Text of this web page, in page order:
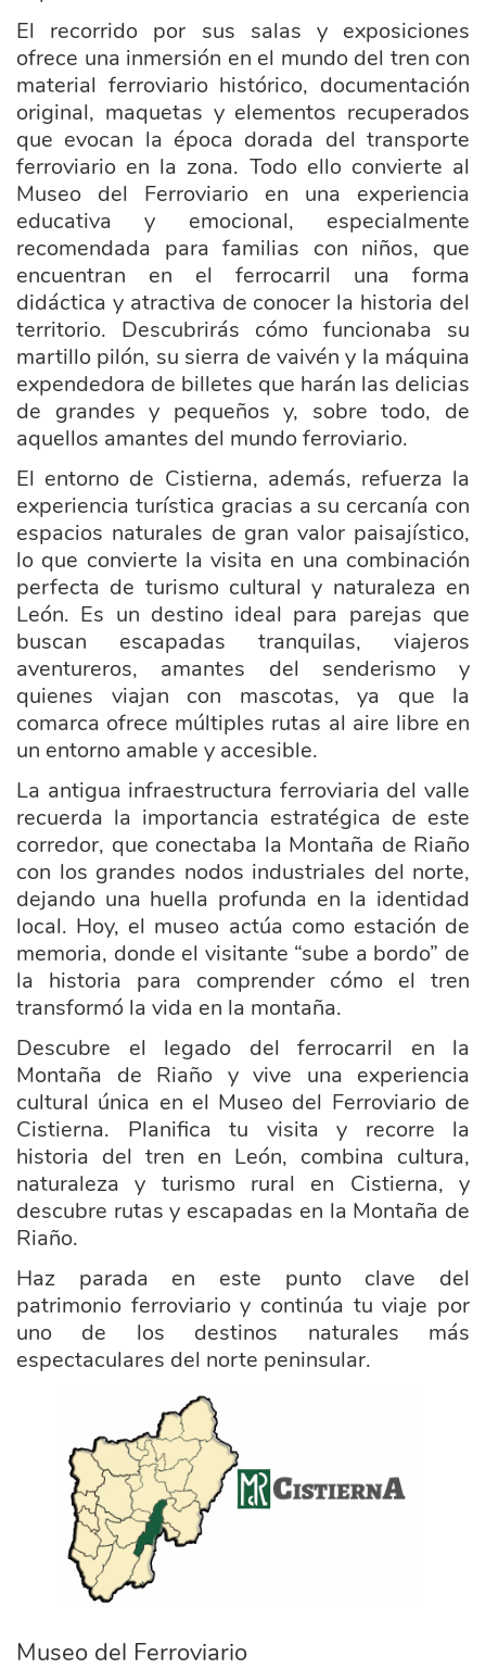
El recorrido por sus salas y exposiciones
ofrece una inmersión en el mundo del tren con
material ferroviario histórico, documentación
original, maquetas y elementos recuperados
que evocan la época dorada del transporte
ferroviario en la zona. Todo ello convierte al
Museo del Ferroviario en una experiencia
educativa y emocional, especialmente
recomendada para familias con niños, que
encuentran en el ferrocarril una forma
didáctica y atractiva de conocer la historia del
territorio. Descubrirás cómo funcionaba su
martillo pilón, su sierra de vaivén y la máquina
expendedora de billetes que harán las delicias
de grandes y pequeños y, sobre todo, de
aquellos amantes del mundo ferroviario.
El entorno de Cistierna, además, refuerza la
experiencia turística gracias a su cercanía con
espacios naturales de gran valor paisajístico,
lo que convierte la visita en una combinación
perfecta de turismo cultural y naturaleza en
León. Es un destino ideal para parejas que
buscan escapadas tranquilas, viajeros
aventureros, amantes del senderismo y
quienes viajan con mascotas, ya que la
comarca ofrece múltiples rutas al aire libre en
un entorno amable y accesible.
La antigua infraestructura ferroviaria del valle
recuerda la importancia estratégica de este
corredor, que conectaba la Montaña de Riaño
con los grandes nodos industriales del norte,
dejando una huella profunda en la identidad
local. Hoy, el museo actúa como estación de
memoria, donde el visitante “sube a bordo” de
la historia para comprender cómo el tren
transformó la vida en la montaña.
Descubre el legado del ferrocarril en la
Montaña de Riaño y vive una experiencia
cultural única en el Museo del Ferroviario de
Cistierna. Planifica tu visita y recorre la
historia del tren en León, combina cultura,
naturaleza y turismo rural en Cistierna, y
descubre rutas y escapadas en la Montaña de
Riaño.
Haz parada en este punto clave del
patrimonio ferroviario y continúa tu viaje por
uno de los destinos naturales más
espectaculares del norte peninsular.
ayuntamiento_cistierna.png
Museo del Ferroviario